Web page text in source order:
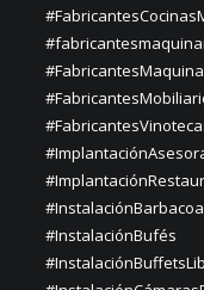
#InstalaciónBufés